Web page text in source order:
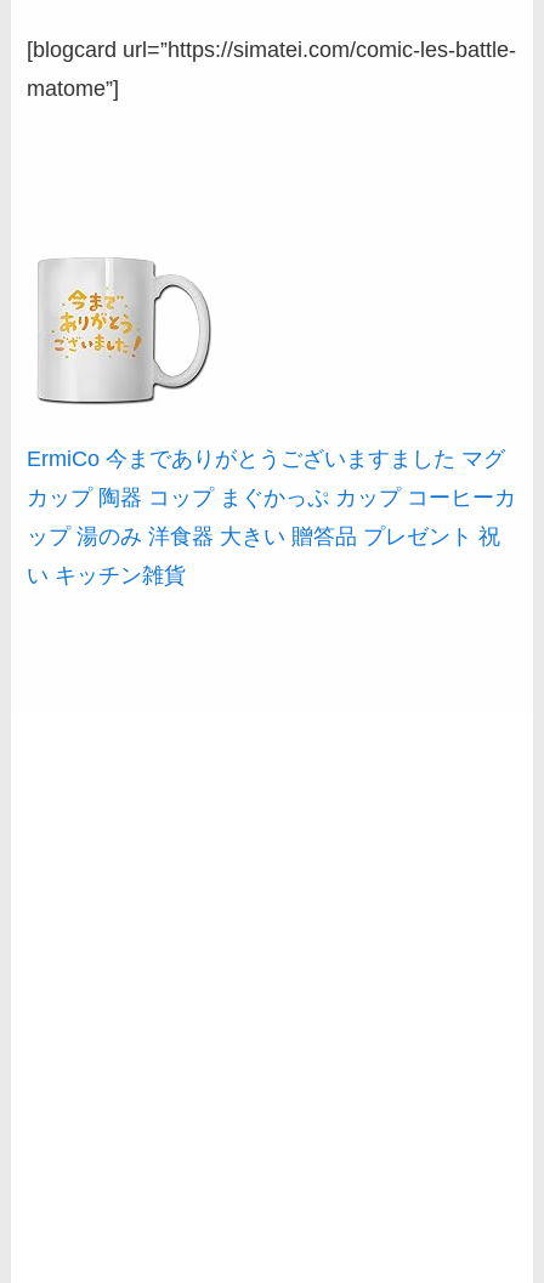
[blogcard url=”https://simatei.com/comic-les-battle-
matome”]
ErmiCo 今までありがとうございますました マグ
カップ 陶器 コップ まぐかっぷ カップ コーヒーカ
ップ 湯のみ 洋食器 大きい 贈答品 プレゼント 祝
い キッチン雑貨